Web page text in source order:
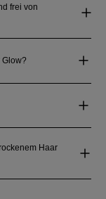
frei von
Glow?
Haar